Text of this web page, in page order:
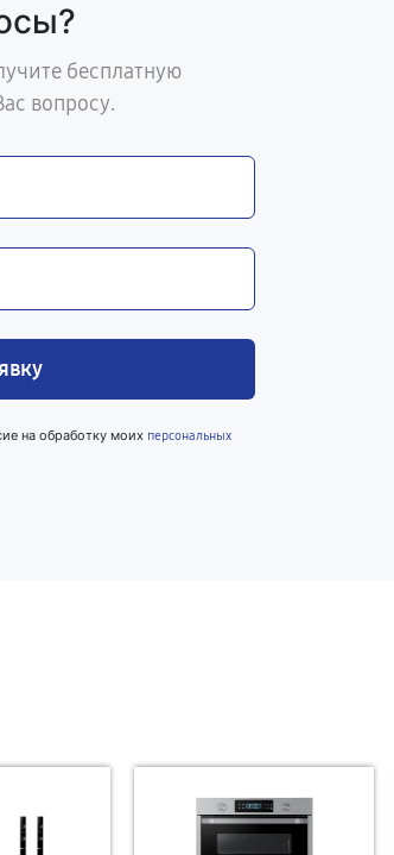
бесплатную
вопросу.
на обработку моих персональных